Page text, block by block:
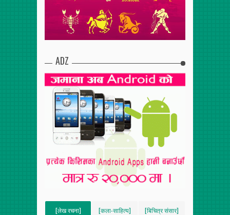
ADZ
[लेख रचना] [कला-साहित्य] [बिचित्र संसार]